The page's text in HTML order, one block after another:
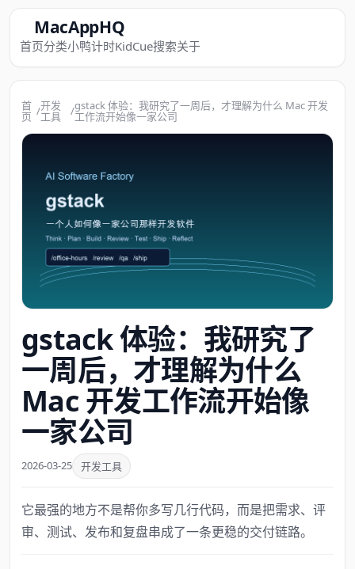
MacAppHQ
首页分类小鸭计时KidCue搜索关于
首
页 /开发
工具 /gstack 体验：我研究了一周后，才理解为什么 Mac 开发
工作流开始像一家公司
gstack 体验：我研究了
一周后，才理解为什么
Mac 开发工作流开始像
一家公司
2026-03-25 开发工具
它最强的地方不是帮你多写几行代码，而是把需求、评
审、测试、发布和复盘串成了一条更稳的交付链路。